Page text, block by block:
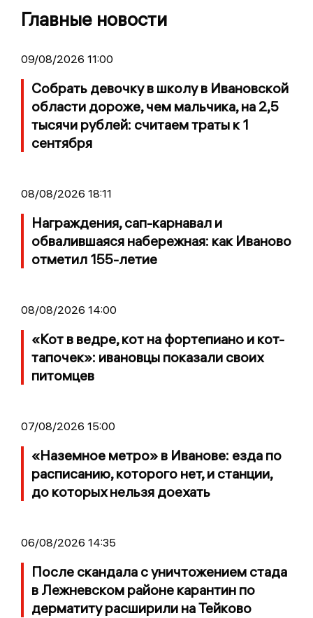
Главные новости
09/08/2026 11:00
Собрать девочку в школу в Ивановской
области дороже, чем мальчика, на 2,5
тысячи рублей: считаем траты к 1
сентября
08/08/2026 18:11
Награждения, сап-карнавал и
обвалившаяся набережная: как Иваново
отметил 155-летие
08/08/2026 14:00
«Кот в ведре, кот на фортепиано и кот-
тапочек»: ивановцы показали своих
питомцев
07/08/2026 15:00
«Наземное метро» в Иванове: езда по
расписанию, которого нет, и станции,
до которых нельзя доехать
06/08/2026 14:35
После скандала с уничтожением стада
в Лежневском районе карантин по
дерматиту расширили на Тейково